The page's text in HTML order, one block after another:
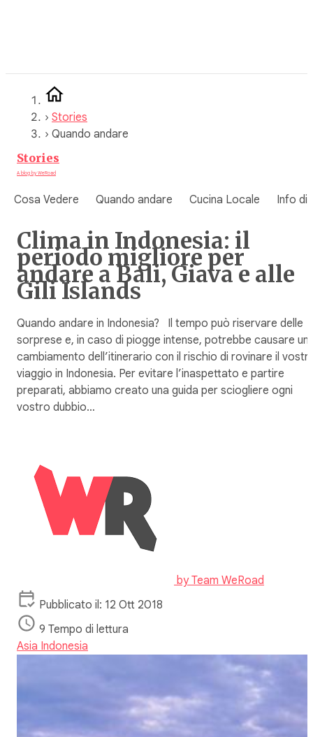
› Stories
› Quando andare
Stories
A blog by WeRoad
Cosa Vedere Quando andare Cucina Locale Info di
Clima in Indonesia: il
periodo migliore per
andare a Bali, Giava e alle
Gili Islands
Quando andare in Indonesia? Il tempo può riservare delle
sorprese e, in caso di piogge intense, potrebbe causare un
cambiamento dell’itinerario con il rischio di rovinare il
viaggio in Indonesia. Per evitare l’inaspettato e partire
preparati, abbiamo creato una guida per sciogliere ogni
vostro dubbio…
byTeam WeRoad
Pubblicato il: 12 Ott 2018
9 Tempo di lettura
Asia Indonesia